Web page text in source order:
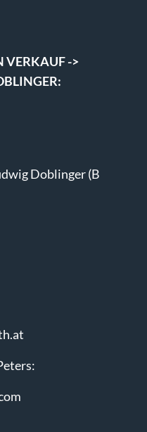
VERKAUF ->
Doblinger (B